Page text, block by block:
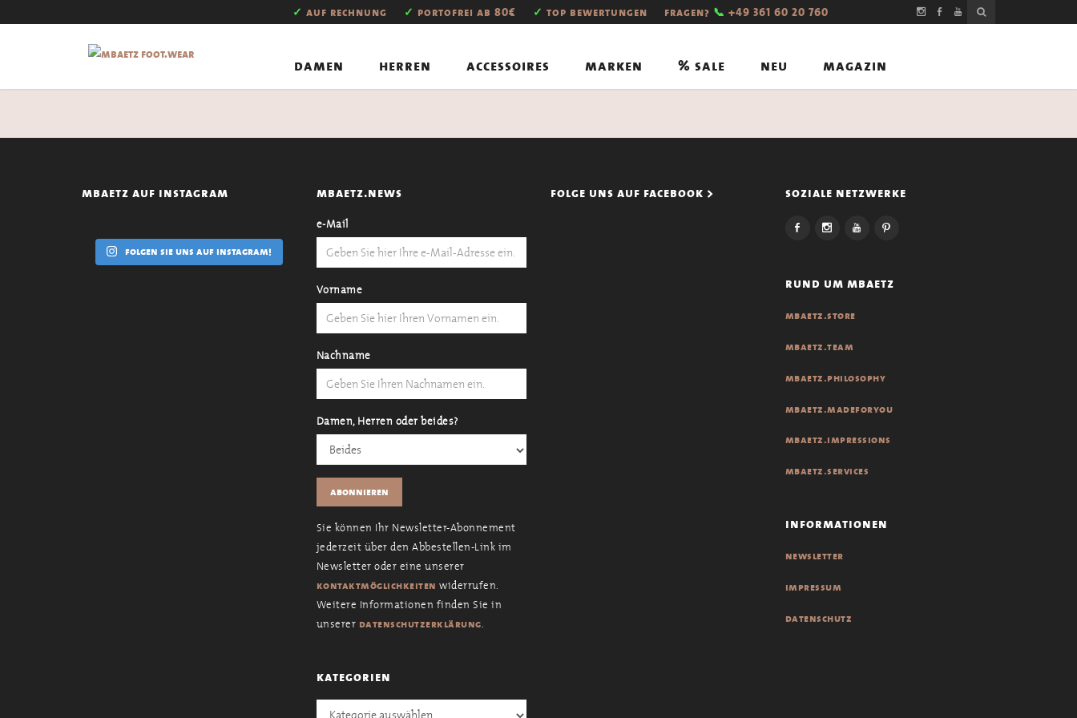
✓ auf rechnung ✓ portofrei ab 80€ ✓ top bewertungen fragen? 📞 +49 361 60 20 760
damen herren accessoires marken % sale neu magazin
mbaetz auf instagram
folgen sie uns auf instagram!
mbaetz.news
e-Mail
Vorname
Nachname
Damen, Herren oder beides?
Sie können Ihr Newsletter-Abonnement
jederzeit über den Abbestellen-Link im
Newsletter oder eine unserer
kontaktmöglichkeiten widerrufen.
Weitere Informationen finden Sie in
unserer datenschutzerklärung.
kategorien
Kategorien
folge uns auf facebook > soziale netzwerke
rund um mbaetz
mbaetz.store
mbaetz.team
mbaetz.philosophy
mbaetz.madeforyou
mbaetz.impressions
mbaetz.services
informationen
newsletter
impressum
datenschutz